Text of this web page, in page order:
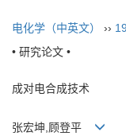
电化学（中英文） ››
• 研究论文 •
成对电合成技术
张宏坤,顾登平